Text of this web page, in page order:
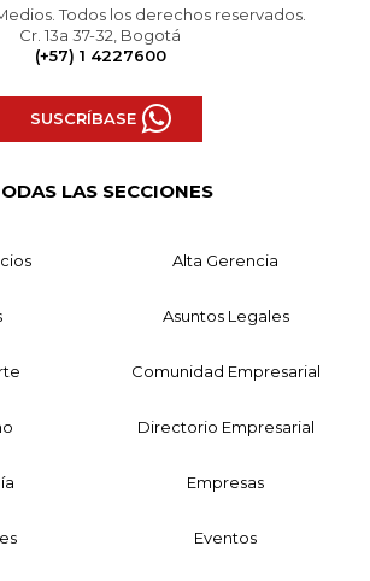
Todos los derechos reservados.
Cr. 13a 37-32, Bogotá
(+57) 1 4227600
SUSCRÍBASE
LAS SECCIONES
Alta Gerencia
Asuntos Legales
Comunidad Empresarial
Directorio Empresarial
Empresas
Eventos